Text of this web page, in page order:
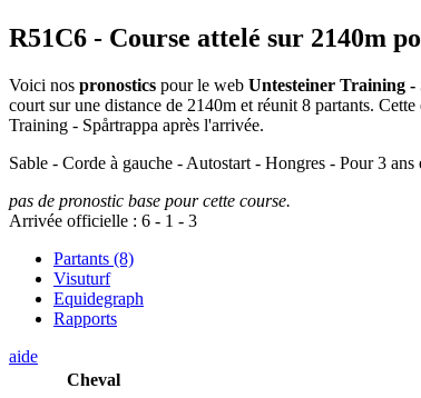
R51C6 - Course attelé sur 2140m
Voici nos pronostics pour le web Untesteiner Training -
court sur une distance de 2140m et réunit 8 partants.
Training - Spårtrappa après l'arrivée.
Sable - Corde à gauche - Autostart - Hongres - Pour 3
pas de pronostic base pour cette course.
Arrivée officielle : 6 - 1 - 3
Partants (8)
Visuturf
Equidegraph
Rapports
aide
Cheval